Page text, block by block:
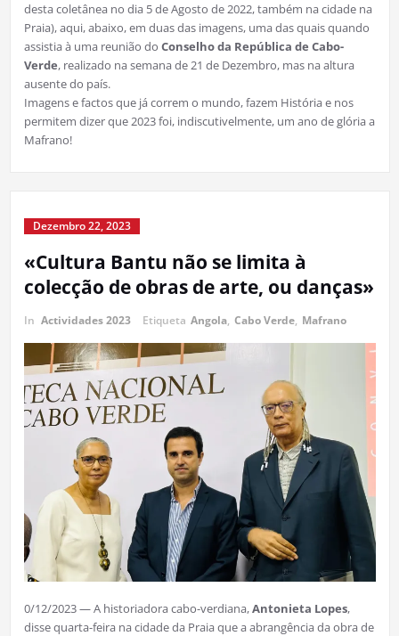
desta coletânea no dia 5 de Agosto de 2022, também na cidade na
Praia), aqui, abaixo, em duas das imagens, uma das quais quando
assistia à uma reunião do Conselho da República de Cabo-
Verde, realizado na semana de 21 de Dezembro, mas na altura
ausente do país.
Imagens e factos que já correm o mundo, fazem História e nos
permitem dizer que 2023 foi, indiscutivelmente, um ano de glória a
Mafrano!
Dezembro 22, 2023
«Cultura Bantu não se limita à
colecção de obras de arte, ou danças»
In Actividades 2023 Etiqueta Angola, Cabo Verde, Mafrano
0/12/2023 — A historiadora cabo-verdiana,Antonieta Lopes,
disse quarta-feira na cidade da Praia que a abrangência da obra de